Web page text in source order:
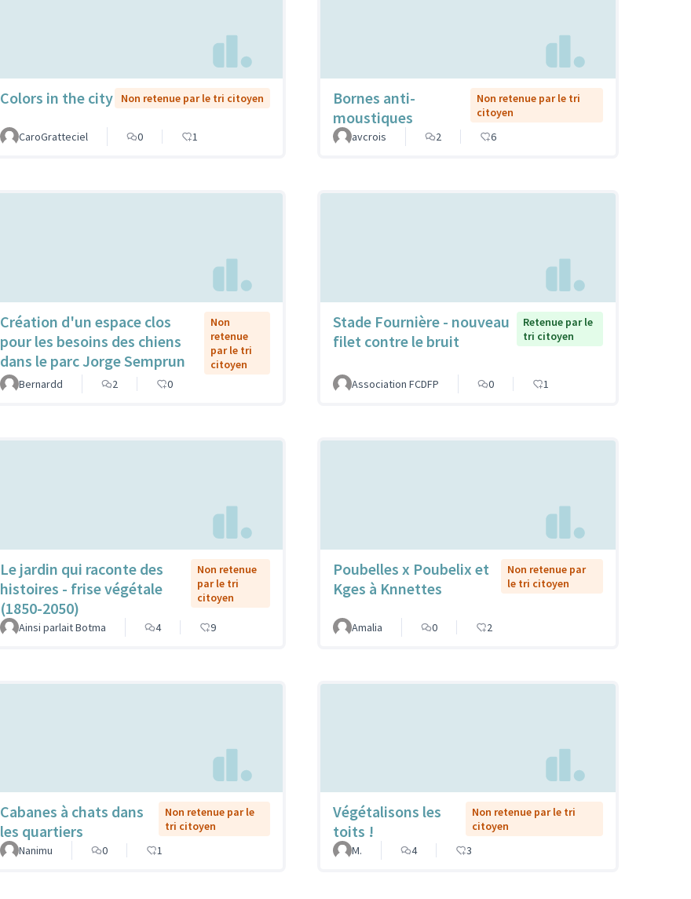
Colors in the city Non retenue par le tri citoyen
CaroGratteciel 0 1
Bornes anti-
moustiques
Non retenue par le tri
citoyen
avcrois
2 6
Création d'un espace clos
pour les besoins des chiens
dans le parc Jorge Semprun
Non
retenue
par le tri
citoyen
Bernardd
2 0
Stade Fournière - nouveau
filet contre le bruit
Retenue par le
tri citoyen
Association FCDFP 0 1
Le jardin qui raconte des
histoires - frise végétale
(1850-2050)
Non retenue
par le tri
citoyen
Ainsi parlait Botma 4 9
Poubelles x Poubelix et
Kges à Knnettes
Non retenue par
le tri citoyen
Amalia 0 2
Cabanes à chats dans
les quartiers
Non retenue par le
tri citoyen
Nanimu
0 1
Végétalisons les
toits !
Non retenue par le tri
citoyen
M.
4 3